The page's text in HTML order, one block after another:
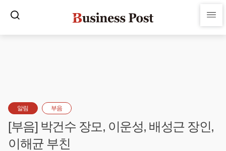
알림 부음
[부음] 박건수 장모, 이운성, 배성근 장인,
이해균 부친